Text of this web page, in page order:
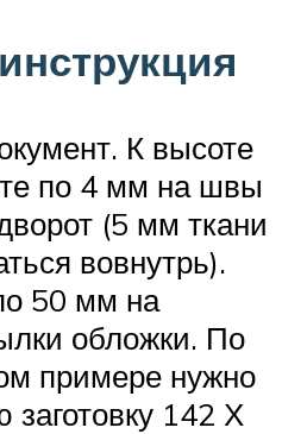
К высоте
по 4 мм на швы
(5 мм ткани
вовнутрь).
50 мм на
обложки. По
примере нужно
заготовку 142 Х